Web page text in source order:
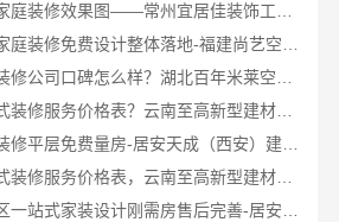
呈贡一站式装修服务价格表？云南至高新型建材有限公司
西安专业装修平层免费量房-居安天成（西安）建筑工程有限责任公司
呈贡一站式装修服务价格表，云南至高新型建材有限公司